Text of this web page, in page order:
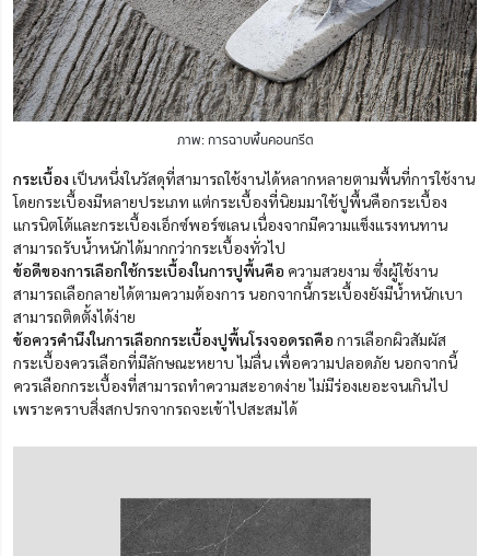
ภาพ: การฉาบพื้นคอนกรีต
กระเบื้อง เป็นหนึ่งในวัสดุที่สามารถใช้งานได้หลากหลายตามพื้นที่การใช้งาน
โดยกระเบื้องมีหลายประเภท แต่กระเบื้องที่นิยมมาใช้ปูพื้นคือกระเบื้อง
แกรนิตโต้และกระเบื้องเอ็กซ์พอร์ซเลน เนื่องจากมีความแข็งแรงทนทาน
สามารถรับน้ำหนักได้มากกว่ากระเบื้องทั่วไป
ข้อดีของการเลือกใช้กระเบื้องในการปูพื้นคือ ความสวยงาม ซึ่งผู้ใช้งาน
สามารถเลือกลายได้ตามความต้องการ นอกจากนี้กระเบื้องยังมีน้ำหนักเบา
สามารถติดตั้งได้ง่าย
ข้อควรคำนึงในการเลือกกระเบื้องปูพื้นโรงจอดรถคือ การเลือกผิวสัมผัส
กระเบื้องควรเลือกที่มีลักษณะหยาบ ไม่ลื่น เพื่อความปลอดภัย นอกจากนี้
ควรเลือกกระเบื้องที่สามารถทำความสะอาดง่าย ไม่มีร่องเยอะจนเกินไป
เพราะคราบสิ่งสกปรกจากรถจะเข้าไปสะสมได้